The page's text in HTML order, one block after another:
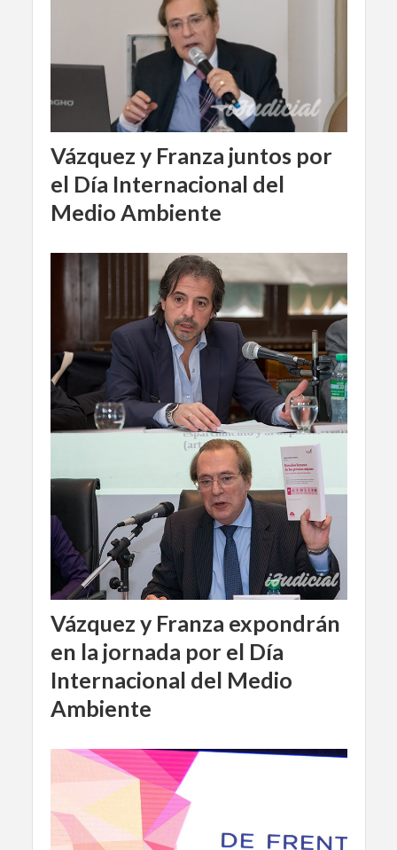
Vázquez y Franza juntos por
el Día Internacional del
Medio Ambiente
Vázquez y Franza expondrán
en la jornada por el Día
Internacional del Medio
Ambiente